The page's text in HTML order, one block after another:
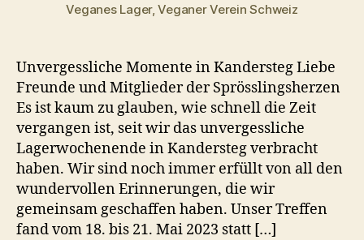
Veganes Lager, Veganer Verein Schweiz
Unvergessliche Momente in Kandersteg Liebe
Freunde und Mitglieder der Sprösslingsherzen
Es ist kaum zu glauben, wie schnell die Zeit
vergangen ist, seit wir das unvergessliche
Lagerwochenende in Kandersteg verbracht
haben. Wir sind noch immer erfüllt von all den
wundervollen Erinnerungen, die wir
gemeinsam geschaffen haben. Unser Treffen
fand vom 18. bis 21. Mai 2023 statt […]